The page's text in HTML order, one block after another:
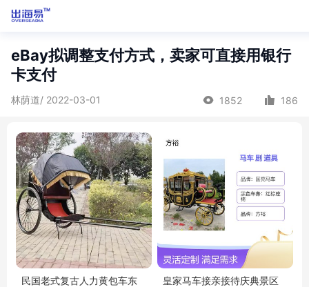
eBay拟调整支付方式，卖家可直接用银行
卡支付
林荫道/ 2022-03-01 1852 186
民国老式复古人力黄包车东
皇家马车接亲接待庆典景区